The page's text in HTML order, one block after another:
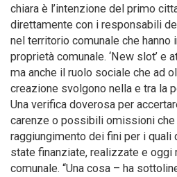
chiara è l’intenzione del primo
direttamente con i responsabili
nel territorio comunale che
proprietà comunale. ‘New slot’ e
ma anche il ruolo sociale che ad
creazione svolgono nella e tra la
Una verifica doverosa per
carenze o possibili omissioni
raggiungimento dei fini per i quali
state finanziate, realizzate e oggi
comunale. “Una cosa – ha